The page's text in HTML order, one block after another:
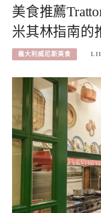
美食推薦
米其林指南的
義大利威尼斯美食